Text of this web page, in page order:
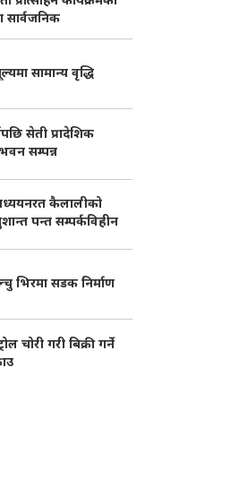
सार्वजनिक
सामान्य वृद्धि
सेती प्रादेशिक
सम्पन्न
कैलालीको
पन्त सम्पर्कविहीन
भिरमा सडक निर्माण
चोरी गरी बिक्री गर्ने